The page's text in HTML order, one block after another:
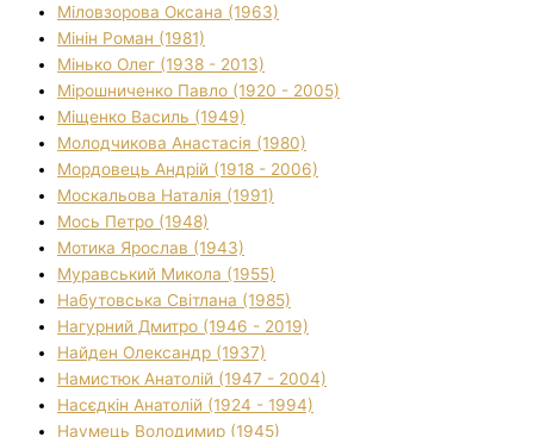
Міловзорова Оксана (1963)
Мінін Роман (1981)
Мінько Олег (1938 - 2013)
Мірошниченко Павло (1920 - 2005)
Міщенко Василь (1949)
Молодчикова Анастасія (1980)
Мордовець Андрій (1918 - 2006)
Москальова Наталія (1991)
Мось Петро (1948)
Мотика Ярослав (1943)
Муравський Микола (1955)
Набутовська Світлана (1985)
Нагурний Дмитро (1946 - 2019)
Найден Олександр (1937)
Намистюк Анатолій (1947 - 2004)
Насєдкін Анатолій (1924 - 1994)
Наумець Володимир (1945)